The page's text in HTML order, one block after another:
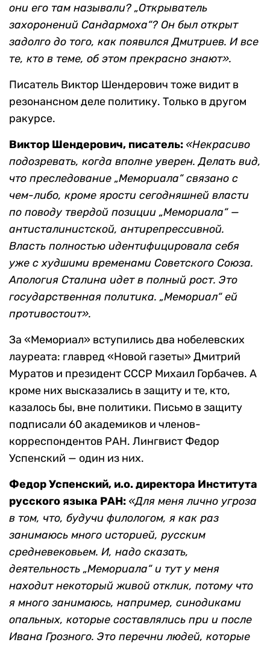
они его там называли? „Открыватель
захоронений Сандармоха“? Он был открыт
задолго до того, как появился Дмитриев. И все
те, кто в теме, об этом прекрасно знают».
Писатель Виктор Шендерович тоже видит в
резонансном деле политику. Только в другом
ракурсе.
Виктор Шендерович, писатель: «Некрасиво
подозревать, когда вполне уверен. Делать вид,
что преследование „Мемориала“ связано с
чем-либо, кроме ярости сегодняшней власти
по поводу твердой позиции „Мемориала“ —
антисталинистской, антирепрессивной.
Власть полностью идентифицировала себя
уже с худшими временами Советского Союза.
Апология Сталина идет в полный рост. Это
государственная политика. „Мемориал“ ей
противостоит».
За «Мемориал» вступились два нобелевских
лауреата: главред «Новой газеты» Дмитрий
Муратов и президент СССР Михаил Горбачев. А
кроме них высказались в защиту и те, кто,
казалось бы, вне политики. Письмо в защиту
подписали 60 академиков и членов-
корреспондентов РАН. Лингвист Федор
Успенский — один из них.
Федор Успенский, и.о. директора Института
русского языка РАН: «Для меня лично угроза
в том, что, будучи филологом, я как раз
занимаюсь много историей, русским
средневековьем. И, надо сказать,
деятельность „Мемориала“ и тут у меня
находит некоторый живой отклик, потому что
я много занимаюсь, например, синодиками
опальных, которые составлялись при и после
Ивана Грозного. Это перечни людей, которые